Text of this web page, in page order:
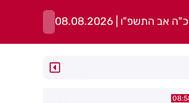
כ"ה אב התשפ"ו | 08.08.2026